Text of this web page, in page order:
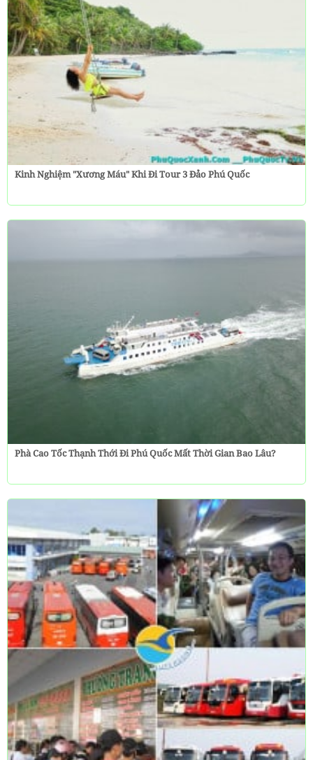
Kinh Nghiệm "Xương Máu" Khi Đi Tour 3 Đảo Phú Quốc
Phà Cao Tốc Thạnh Thới Đi Phú Quốc Mất Thời Gian Bao Lâu?